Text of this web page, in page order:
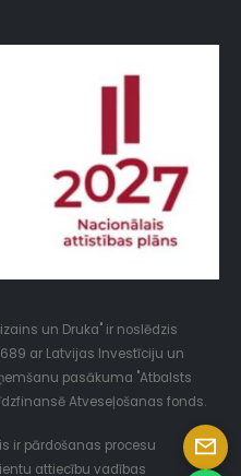
un Druka" ir noslēdzis
689 ar Latvijas Investīciju un
pasākuma "Atbalsts
Atveseļošanas fonds.
ir pārdošanas procesu
attiecību vadības